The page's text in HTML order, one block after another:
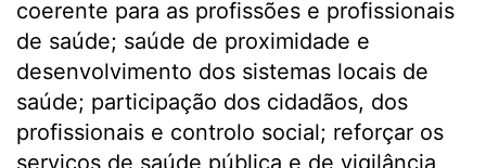
coerente para as profissões e profissionais
de saúde; saúde de proximidade e
desenvolvimento dos sistemas locais de
saúde; participação dos cidadãos, dos
profissionais e controlo social; reforçar os
serviços de saúde pública e de vigilância